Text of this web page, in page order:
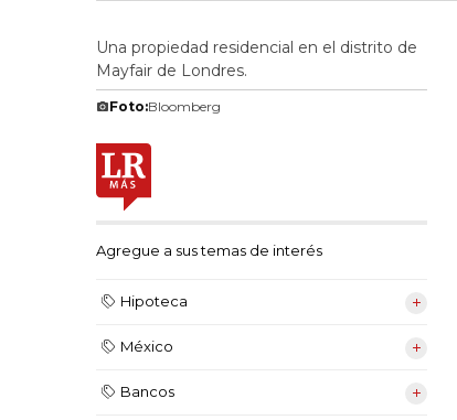
Una propiedad residencial en el distrito de
Mayfair de Londres.
Foto:Bloomberg
Agregue a sus temas de interés
Hipoteca
México
Bancos